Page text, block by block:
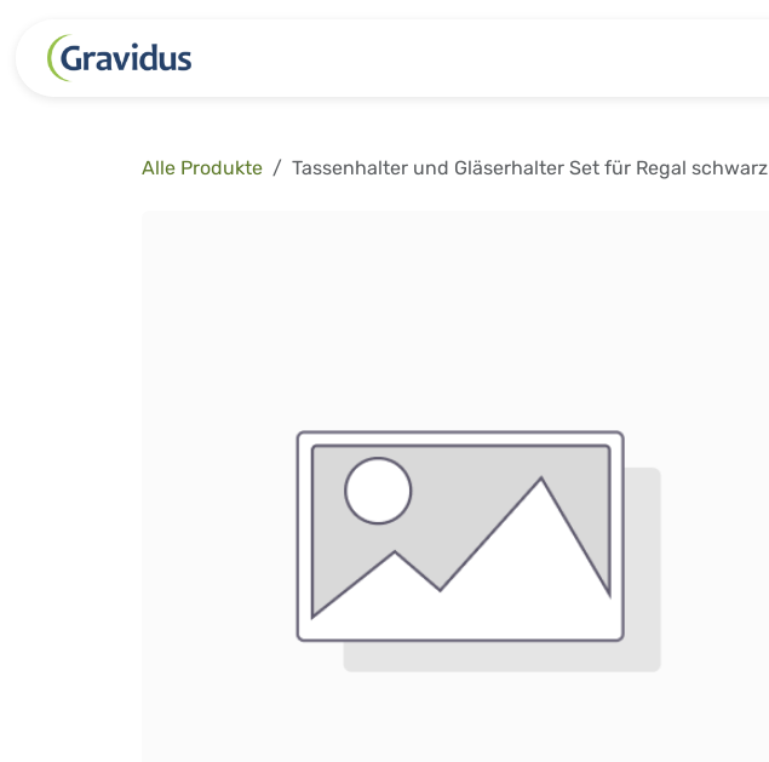
Alle Produkte Tassenhalter und Gläserhalter Set für Regal schwarz